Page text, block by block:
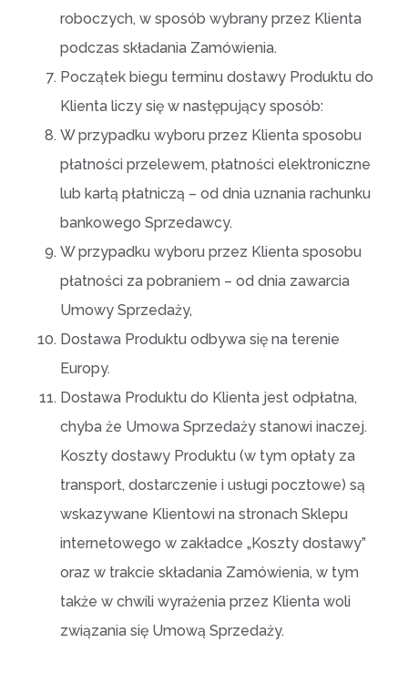
roboczych, w sposób wybrany przez Klienta
podczas składania Zamówienia.
Początek biegu terminu dostawy Produktu do
Klienta liczy się w następujący sposób:
W przypadku wyboru przez Klienta sposobu
płatności przelewem, płatności elektroniczne
lub kartą płatniczą – od dnia uznania rachunku
bankowego Sprzedawcy.
W przypadku wyboru przez Klienta sposobu
płatności za pobraniem – od dnia zawarcia
Umowy Sprzedaży,
Dostawa Produktu odbywa się na terenie
Europy.
Dostawa Produktu do Klienta jest odpłatna,
chyba że Umowa Sprzedaży stanowi inaczej.
Koszty dostawy Produktu (w tym opłaty za
transport, dostarczenie i usługi pocztowe) są
wskazywane Klientowi na stronach Sklepu
internetowego w zakładce „Koszty dostawy”
oraz w trakcie składania Zamówienia, w tym
także w chwili wyrażenia przez Klienta woli
związania się Umową Sprzedaży.